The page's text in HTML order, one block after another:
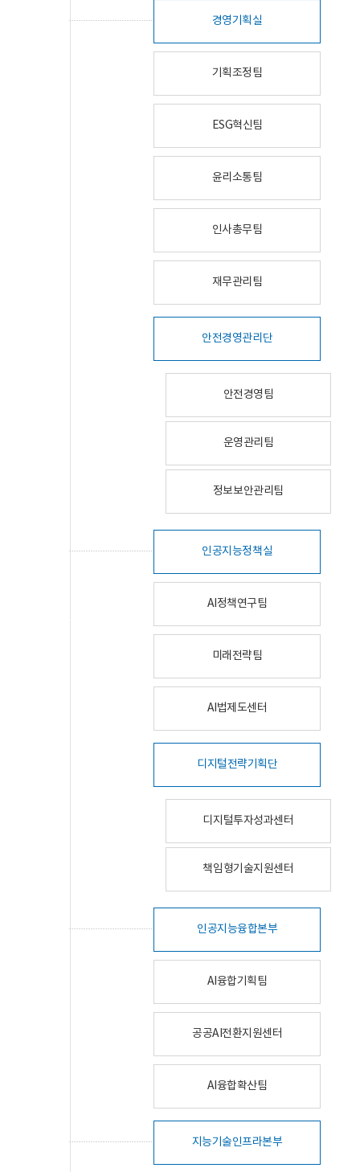
경영기획실
기획조정팀
ESG혁신팀
윤리소통팀
인사총무팀
재무관리팀
안전경영관리단
안전경영팀
운영관리팀
정보보안관리팀
인공지능정책실
AI정책연구팀
미래전략팀
AI법제도센터
디지털전략기획단
디지털투자성과센터
책임형기술지원센터
인공지능융합본부
AI융합기획팀
공공AI전환지원센터
AI융합확산팀
지능기술인프라본부